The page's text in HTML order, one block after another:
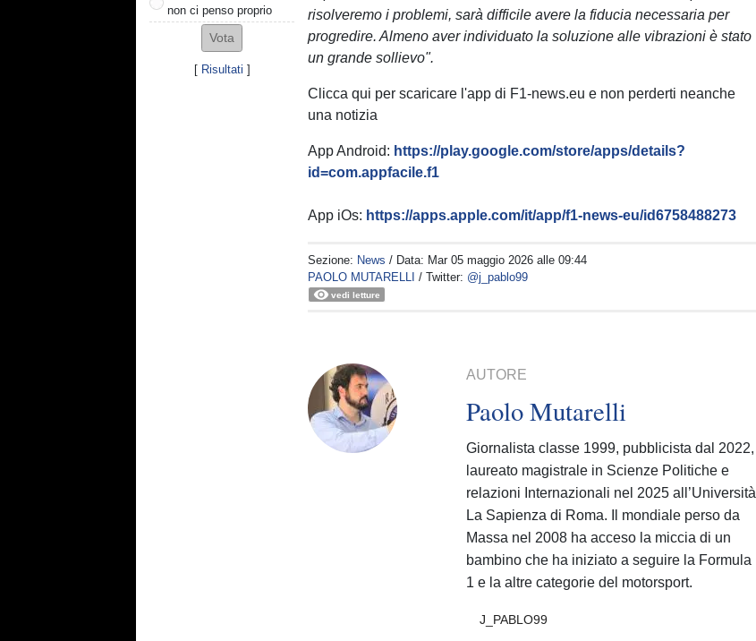
non ci penso proprio
[ Risultati ]
risolveremo i problemi, sarà difficile avere la fiducia necessaria per
progredire. Almeno aver individuato la soluzione alle vibrazioni è stato
un grande sollievo".
Clicca qui per scaricare l'app di F1-news.eu e non perderti neanche
una notizia
App Android: https://play.google.com/store/apps/details?
id=com.appfacile.f1
App iOs: https://apps.apple.com/it/app/f1-news-eu/id6758488273
Sezione: News / Data: Mar 05 maggio 2026 alle 09:44
PAOLO MUTARELLI / Twitter: @j_pablo99
vedi letture
AUTORE
Paolo Mutarelli
Giornalista classe 1999, pubblicista dal 2022,
laureato magistrale in Scienze Politiche e
relazioni Internazionali nel 2025 all’Università
La Sapienza di Roma. Il mondiale perso da
Massa nel 2008 ha acceso la miccia di un
bambino che ha iniziato a seguire la Formula
1 e la altre categorie del motorsport.
J_PABLO99